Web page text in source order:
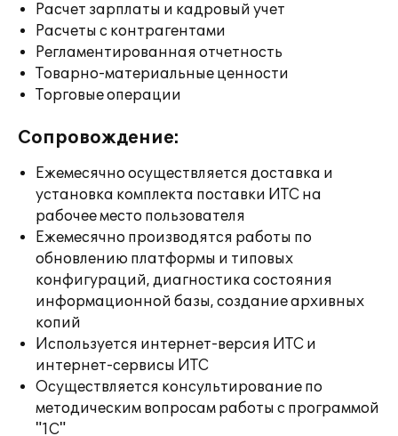
Расчет зарплаты и кадровый учет
Расчеты с контрагентами
Регламентированная отчетность
Товарно-материальные ценности
Торговые операции
Сопровождение:
Ежемесячно осуществляется доставка и
установка комплекта поставки ИТС на
рабочее место пользователя
Ежемесячно производятся работы по
обновлению платформы и типовых
конфигураций, диагностика состояния
информационной базы, создание архивных
копий
Используется интернет-версия ИТС и
интернет-сервисы ИТС
Осуществляется консультирование по
методическим вопросам работы с программой
"1С"